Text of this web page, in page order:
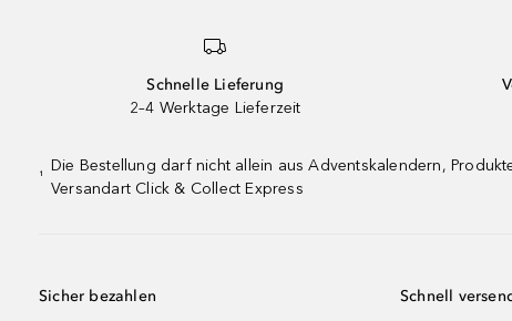
Schnelle Lieferung
2–4 Werktage Lieferzeit
¹
Die Bestellung darf nicht allein aus Adventskalendern,
Versandart Click & Collect Express
Sicher bezahlen Schnell